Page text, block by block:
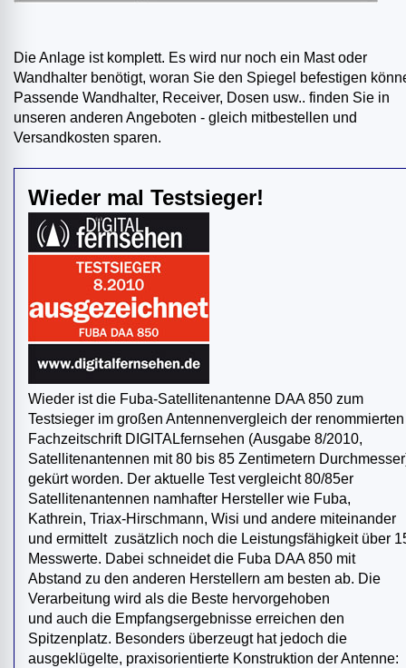
Die Anlage ist komplett. Es wird nur noch ein Mast oder
Wandhalter benötigt, woran Sie den Spiegel befestigen
Passende Wandhalter, Receiver, Dosen usw.. finden Sie in
unseren anderen Angeboten - gleich mitbestellen und
Versandkosten sparen.
Wieder mal Testsieger!
Wieder ist die Fuba-Satellitenantenne DAA 850 zum
Testsieger im großen Antennenvergleich der renommierten
Fachzeitschrift DIGITALfernsehen (Ausgabe 8/2010,
Satellitenantennen mit 80 bis 85 Zentimetern
gekürt worden. Der aktuelle Test vergleicht 80/85er
Satellitenantennen namhafter Hersteller wie Fuba,
Kathrein, Triax-Hirschmann, Wisi und andere miteinander
und ermittelt zusätzlich noch die Leistungsfähigkeit über
Messwerte. Dabei schneidet die Fuba DAA 850 mit
Abstand zu den anderen Herstellern am besten ab. Die
Verarbeitung wird als die Beste hervorgehoben
und auch die Empfangsergebnisse erreichen den
Spitzenplatz. Besonders überzeugt hat jedoch die
ausgeklügelte, praxisorientierte Konstruktion der Antenne: